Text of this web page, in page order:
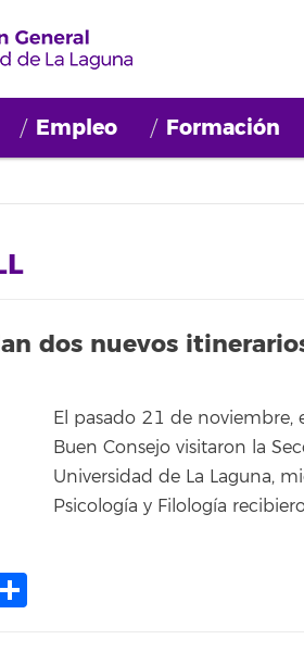
Empleo Formación
dos nuevos
El pasado 21 de noviembre,
Buen Consejo visitaron la
Universidad de La Laguna,
Psicología y Filología